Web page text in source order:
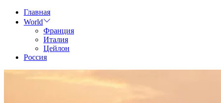
Skip
Главная
World
Франция
Италия
Цейлон
Россия